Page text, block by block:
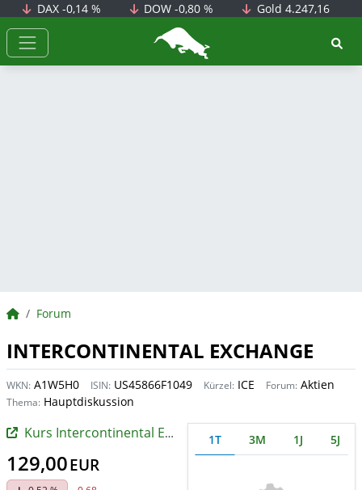
DAX -0,14 % DOW-0,80 % Gold 4.247,16
BörsenNEWS.de
BörsenNEWS.de
Forum
INTERCONTINENTAL EXCHANGE
WKN: A1W5H0 ISIN: US45866F1049 Kürzel: ICE Forum: Aktien
Thema: Hauptdiskussion
Kurs Intercontinental Exchange
129,00EUR
1T 3M 1J 5J